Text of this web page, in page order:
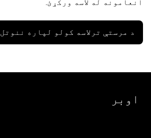
انعامونه له لاسه ورکړئ.
د مرستې ترلاسه کولو لپاره ننوتل
اوبر